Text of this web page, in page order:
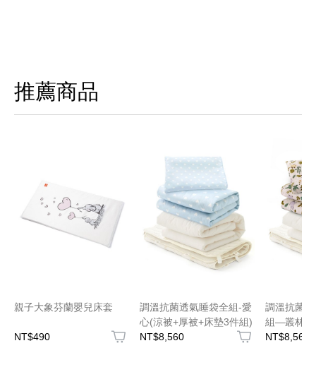
推薦商品
親子大象芬蘭嬰兒床套
NT$490
調溫抗菌透氣睡袋全組-愛
心(涼被+厚被+床墊3件組)
NT$8,560
調溫抗菌
組—叢林
+床墊3件
NT$8,560